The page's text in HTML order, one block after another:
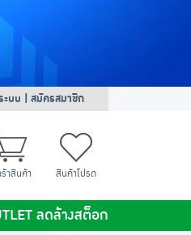
ะบบ | สมัครสมาชิก
าสินค้า สินค้าโปรด
ลดล้างสต็อก